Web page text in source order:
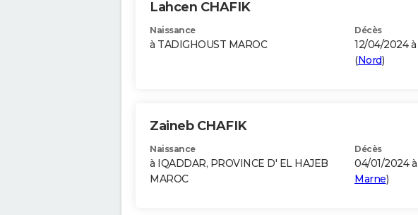
Lahcen CHAFIK
Naissance
à TADIGHOUST MAROC
Décès
12/04/2024 à
(Nord)
Zaineb CHAFIK
Naissance
à IQADDAR, PROVINCE D' EL HAJEB
MAROC
Décès
04/01/2024 à
Marne)